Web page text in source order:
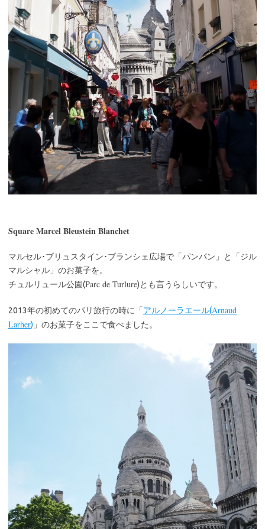
Square Marcel Bleustein Blanchet
マルセル･ブリュスタイン･ブランシェ広場で「パンパン」と「ジル
マルシャル」のお菓子を。
チュルリュール公園(Parc de Turlure)とも言うらしいです。
2013年の初めてのパリ旅行の時に「アルノーラエール(Arnaud
Larher) 」のお菓子をここで食べました。